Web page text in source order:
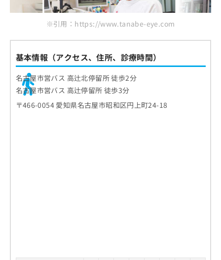
※引用：https://www.tanabe-eye.com
基本情報（アクセス、住所、診療時間）
名古屋市営バス 高辻北停留所 徒歩2分
名古屋市営バス 高辻停留所 徒歩3分
〒466-0054 愛知県名古屋市昭和区円上町24-18